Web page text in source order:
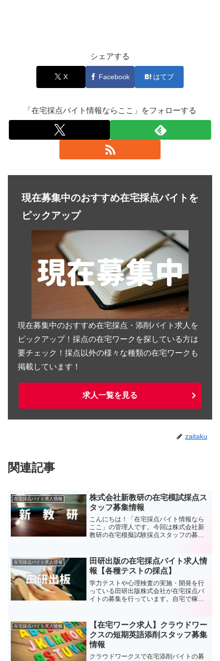
シェアする
X Facebook はてブ
「在宅採点バイト情報ならここ」をフォローする
現在募集中のおすすめ在宅採点バイトを
ピックアップ
現在募集中のおすすめ在宅採点・添削バイト求人を
ピックアップ！採点の在宅ワークを探している方は
要チェック！採点以外の様々な種類の在宅ワークも
掲載しています！
求人一覧を見る
zaitaku
関連記事
在宅採点バイト求人情報
株式会社新教研の在宅模試採点ス
タッフ募集情報
こんにちは！「在宅採点バイト情報なら
ここ」の管理人です。今回は株式会社新
教研の在宅模擬試験採点スタッフの募集
間に働けるお仕事です。リモートワーク
やテレワークなど、在宅ワ...
在宅採点バイト求人情報
田研出版の在宅採点バイト求人情
報【各種テストの採点】
学力テストや心理検査の実施・開発を行
っている田研出版株式会社が在宅採点バ
イトの募集を行っています。自宅で稼げ
て、応募へ備えましょう。
在宅採点バイト求人情報
【在宅ワーク求人】クラウドワー
クスの短期英語添削スタッフ募集
情報
クラウドワークスで在宅添削バイトの募